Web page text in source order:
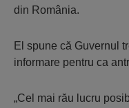
din România.
El spune că Guvernul
informare pentru ca
„Cel mai rău lucru